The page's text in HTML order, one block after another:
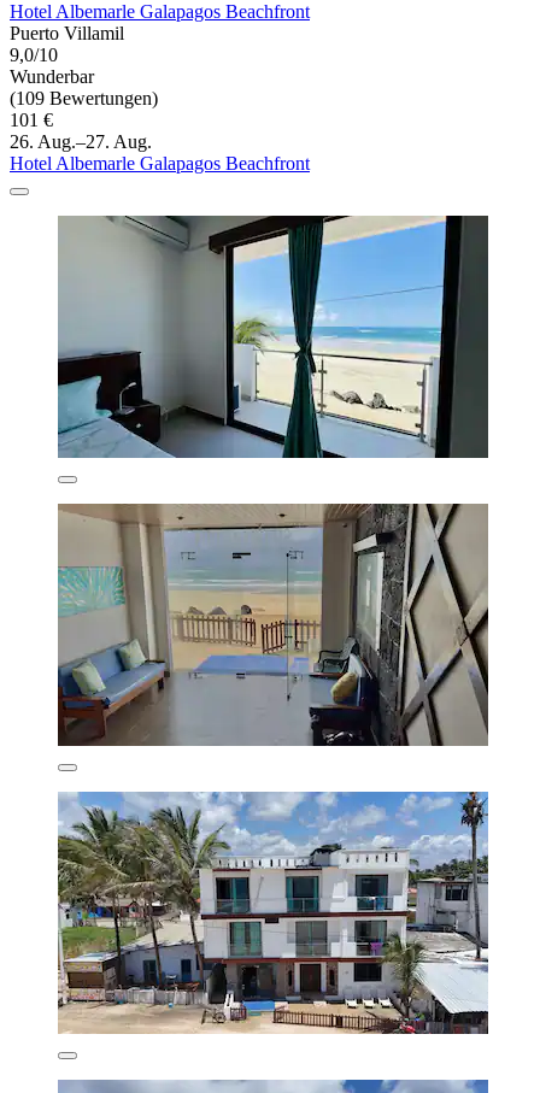
Hotel Albemarle Galapagos Beachfront
Puerto Villamil
9,0/10
Wunderbar
(109 Bewertungen)
101 €
26. Aug.–27. Aug.
Hotel Albemarle Galapagos Beachfront